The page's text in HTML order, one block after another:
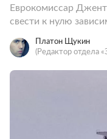
Еврокомиссар
свести к нулю
Платон Щукин
(Редактор отдела